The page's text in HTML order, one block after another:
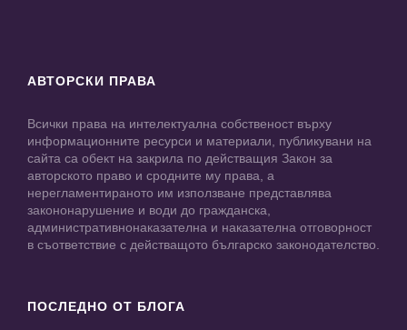
АВТОРСКИ ПРАВА
Всички права на интелектуална собственост върху
информационните ресурси и материали, публикувани на
сайта са обект на закрила по действащия Закон за
авторското право и сродните му права, а
нерегламентираното им използване представлява
закононарушение и води до гражданска,
административнонаказателна и наказателна отговорност
в съответствие с действащото българско законодателство.
ПОСЛЕДНО ОТ БЛОГА